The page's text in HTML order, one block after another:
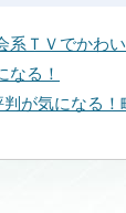
系ＴＶでかわ
なる！
が気になる